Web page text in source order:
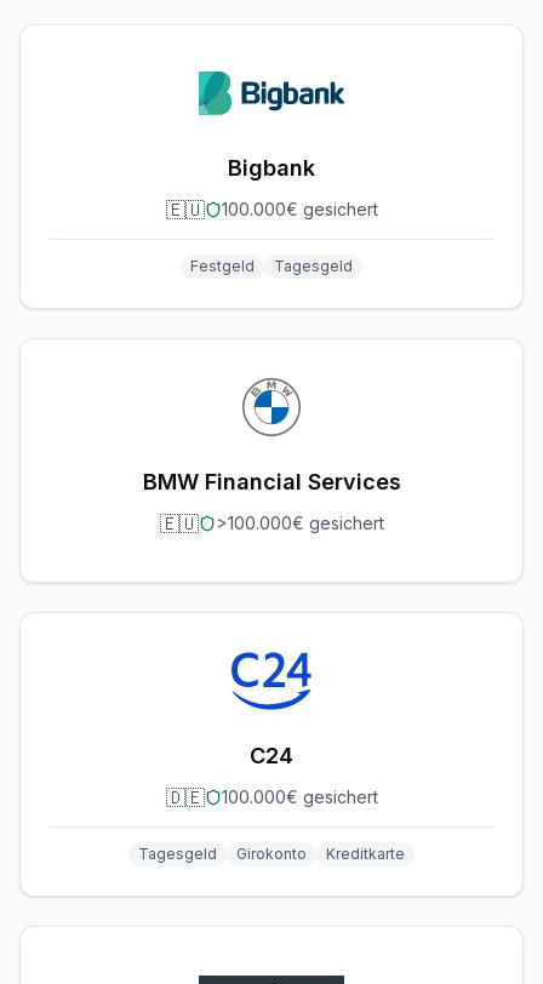
Bigbank
🇪🇺 100.000€ gesichert
Festgeld Tagesgeld
BMW Financial Services
🇪🇺 >100.000€ gesichert
C24
🇩🇪 100.000€ gesichert
Tagesgeld Girokonto Kreditkarte